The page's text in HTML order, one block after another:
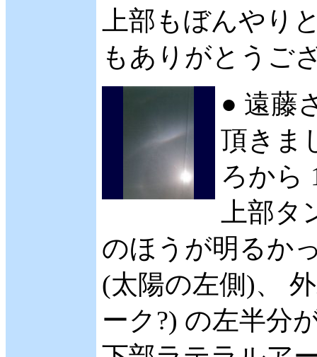
上部もぼんやり
もありがとうご
● 遠藤
頂きま
ろから
上部
のほうが明るか
(太陽の左側)、
ーク?) の左半分